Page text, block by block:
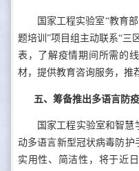
国家工程实验室“教育
题培训”项目组主动联系“三
表，了解疫情期间所需的
材，提供教育咨询服务，推
五、筹备推出多语言防
国家工程实验室和智
动多语言新型冠状病毒防护
实用性、简洁性，将于近